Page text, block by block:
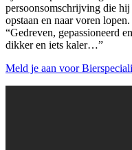
persoonsomschrijving die
opstaan en naar voren
“Gedreven, gepassioneerd
dikker en iets kaler…”
Meld je aan voor